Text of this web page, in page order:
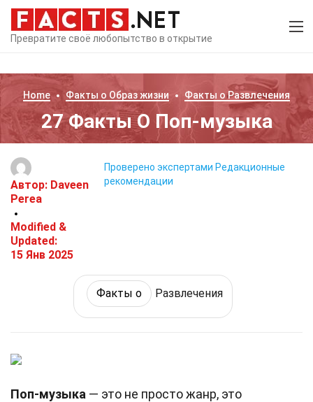
Превратите своё любопытство в открытие
Home Факты о Образ жизни Факты оРазвлечения
27 Факты О Поп-музыка
Автор: Daveen
Perea
Modified &
Updated:
15 Янв 2025
Проверено экспертами Редакционные
рекомендации
Факты о Развлечения
Поп-музыка — это не просто жанр, это